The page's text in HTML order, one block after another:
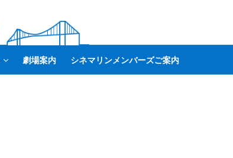
劇場案内 シネマリンメンバーズご案内